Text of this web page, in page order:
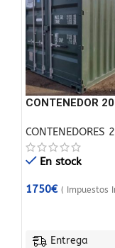
CONTENEDOR
CONTENEDORES
En stock
1750€ ( Impuestos
Entrega